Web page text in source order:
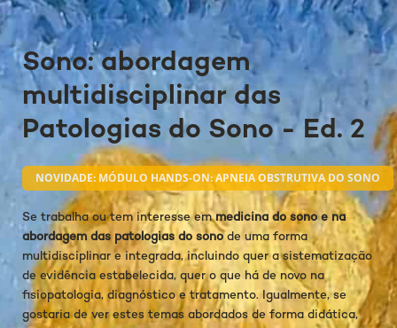
Sono: abordagem
multidisciplinar das
Patologias do Sono - Ed. 2
NOVIDADE: MÓDULO HANDS-ON: APNEIA OBSTRUTIVA DO SONO
Se trabalha ou tem interesse emmedicina do sono e na
abordagem das patologias do sono de uma forma
multidisciplinar e integrada, incluindo quer a sistematização
de evidência estabelecida, quer o que há de novo na
fisiopatologia, diagnóstico e tratamento. Igualmente, se
gostaria de ver estes temas abordados de forma didática,